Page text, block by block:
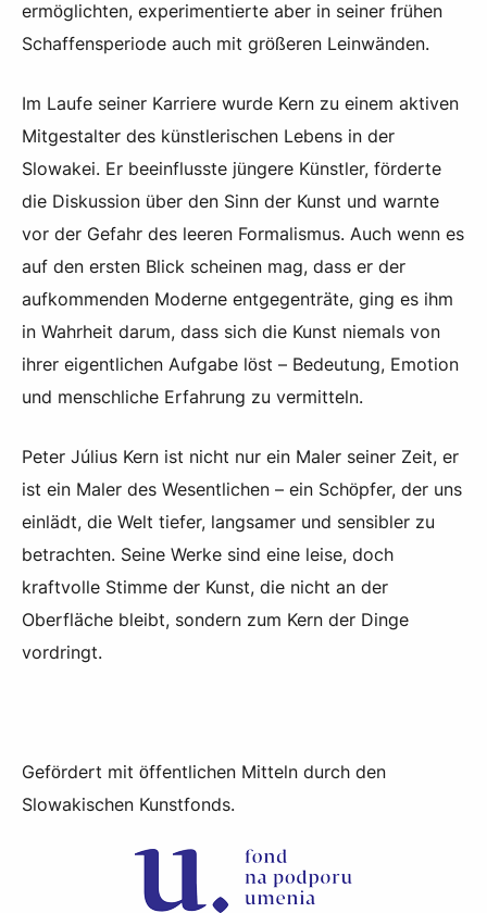
ermöglichten, experimentierte aber in seiner frühen
Schaffensperiode auch mit größeren Leinwänden.
Im Laufe seiner Karriere wurde Kern zu einem aktiven
Mitgestalter des künstlerischen Lebens in der
Slowakei. Er beeinflusste jüngere Künstler, förderte
die Diskussion über den Sinn der Kunst und warnte
vor der Gefahr des leeren Formalismus. Auch wenn es
auf den ersten Blick scheinen mag, dass er der
aufkommenden Moderne entgegenträte, ging es ihm
in Wahrheit darum, dass sich die Kunst niemals von
ihrer eigentlichen Aufgabe löst – Bedeutung, Emotion
und menschliche Erfahrung zu vermitteln.
Peter Július Kern ist nicht nur ein Maler seiner Zeit, er
ist ein Maler des Wesentlichen – ein Schöpfer, der uns
einlädt, die Welt tiefer, langsamer und sensibler zu
betrachten. Seine Werke sind eine leise, doch
kraftvolle Stimme der Kunst, die nicht an der
Oberfläche bleibt, sondern zum Kern der Dinge
vordringt.
Gefördert mit öffentlichen Mitteln durch den
Slowakischen Kunstfonds.